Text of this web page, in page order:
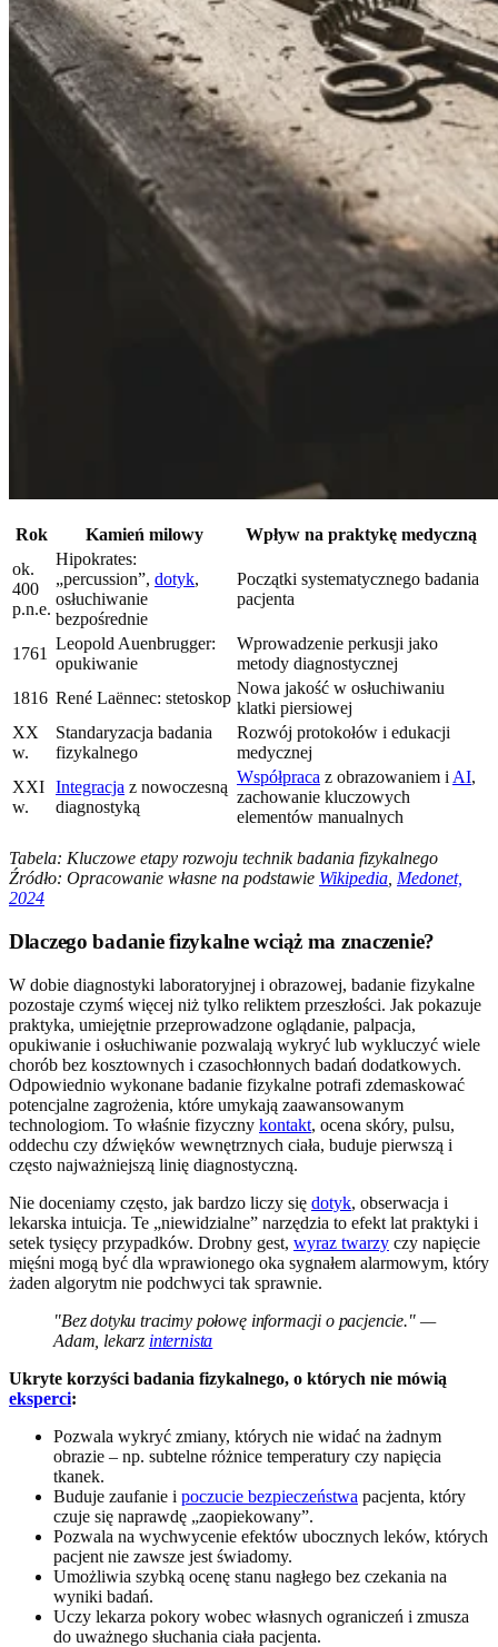
Rok Kamień milowy
Wpływ na praktykę medyczną
ok.
400
p.n.e.
Hipokrates:
„percussion”, dotyk,
osłuchiwanie
bezpośrednie
Początki systematycznego badania
pacjenta
1761
Leopold Auenbrugger:
opukiwanie
Wprowadzenie perkusji jako
metody diagnostycznej
1816 René Laënnec: stetoskop
Nowa jakość w osłuchiwaniu
klatki piersiowej
XX
w.
Standaryzacja badania
fizykalnego
Rozwój protokołów i edukacji
medycznej
XXI
w.
Integracja z nowoczesną
diagnostyką
Współpraca z obrazowaniem i AI,
zachowanie kluczowych
elementów manualnych
Tabela: Kluczowe etapy rozwoju technik badania fizykalnego
Źródło: Opracowanie własne na podstawie Wikipedia Medonet,
2024
Dlaczego badanie fizykalne wciąż ma znaczenie?
W dobie diagnostyki laboratoryjnej i obrazowej, badanie fizykalne
pozostaje czymś więcej niż tylko reliktem przeszłości. Jak pokazuje
praktyka, umiejętnie przeprowadzone oglądanie, palpacja,
opukiwanie i osłuchiwanie pozwalają wykryć lub wykluczyć wiele
chorób bez kosztownych i czasochłonnych badań dodatkowych.
Odpowiednio wykonane badanie fizykalne potrafi zdemaskować
potencjalne zagrożenia, które umykają zaawansowanym
technologiom. To właśnie fizyczny kontakt, ocena skóry, pulsu,
oddechu czy dźwięków wewnętrznych ciała, buduje pierwszą i
często najważniejszą linię diagnostyczną.
Nie doceniamy często, jak bardzo liczy się dotyk, obserwacja i
lekarska intuicja. Te „niewidzialne” narzędzia to efekt lat praktyki i
setek tysięcy przypadków. Drobny gest, wyraz twarzy czy napięcie
mięśni mogą być dla wprawionego oka sygnałem alarmowym, który
żaden algorytm nie podchwyci tak sprawnie.
"Bez dotyku tracimy połowę informacji o pacjencie." —
Adam, lekarz internista
Ukryte korzyści badania fizykalnego, o których nie mówią
eksperci:
Pozwala wykryć zmiany, których nie widać na żadnym
obrazie – np. subtelne różnice temperatury czy napięcia
tkanek.
Buduje zaufanie i poczucie bezpieczeństwa pacjenta, który
czuje się naprawdę „zaopiekowany”.
Pozwala na wychwycenie efektów ubocznych leków, których
pacjent nie zawsze jest świadomy.
Umożliwia szybką ocenę stanu nagłego bez czekania na
wyniki badań.
Uczy lekarza pokory wobec własnych ograniczeń i zmusza
do uważnego słuchania ciała pacjenta.